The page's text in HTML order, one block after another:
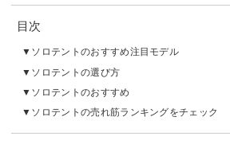
目次
ソロテントのおすすめ注目モデル
ソロテントの選び方
ソロテントのおすすめ
ソロテントの売れ筋ランキングをチェック